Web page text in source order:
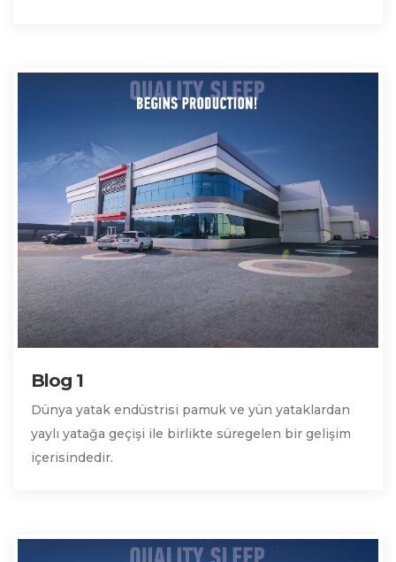
Blog 1
Dünya yatak endüstrisi pamuk ve yün yataklardan
yaylı yatağa geçişi ile birlikte süregelen bir gelişim
içerisindedir.